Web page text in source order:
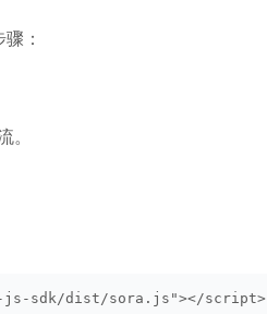
：
。
sdk/dist/sora.js"></script>